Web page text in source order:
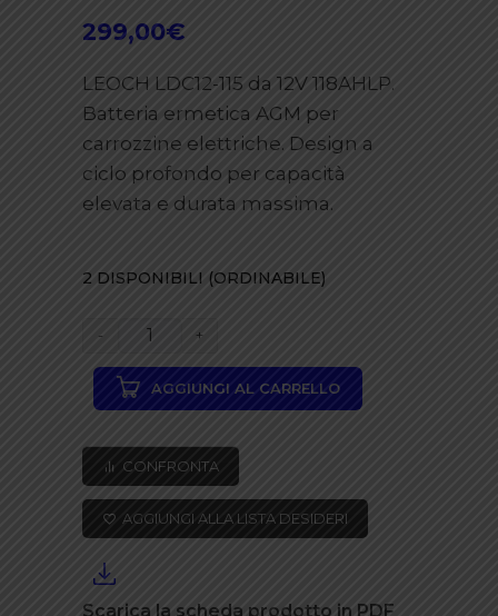
299,00€
LEOCH LDC12-115 da 12V 118AHLP.
Batteria ermetica AGM per
carrozzine elettriche. Design a
ciclo profondo per capacità
elevata e durata massima.
2 DISPONIBILI (ORDINABILE)
LEOCH
115-
T
12
V
118
LP
AGGIUNGI AL CARRELLO
CONFRONTA
AGGIUNGI ALLA LISTA DESIDERI
Scarica la scheda prodotto in PDF